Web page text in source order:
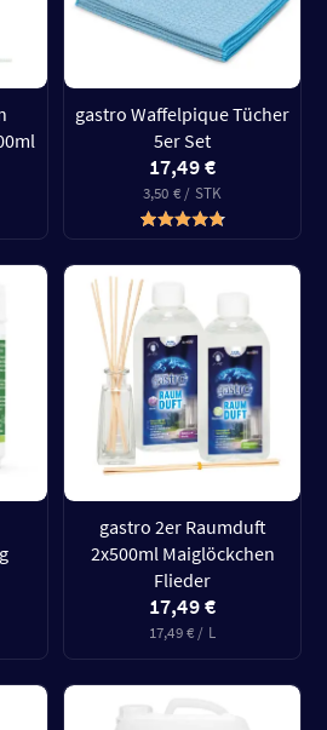
gastro Waffelpique Tücher
5er Set
17,49 €
3,50 € / STK
gastro 2er Raumduft
2x500ml Maiglöckchen
Flieder
17,49 €
17,49 € / L